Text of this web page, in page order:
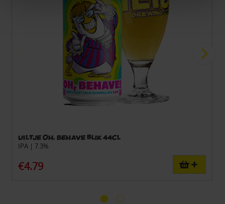
Uiltje Oh, Behave blik 44cl
IPA | 7.3%
€4.79